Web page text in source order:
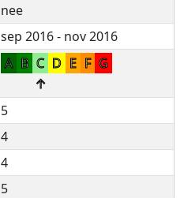
nee
sep 2016 - nov 2016
A B C D E F G
↑
5
4
4
5